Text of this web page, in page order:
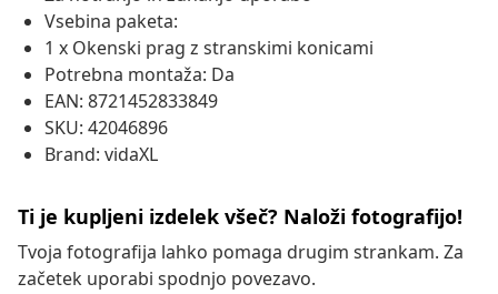
Vsebina paketa:
1 x Okenski prag z stranskimi konicami
Potrebna montaža: Da
EAN: 8721452833849
SKU: 42046896
Brand: vidaXL
Ti je kupljeni izdelek všeč? Naloži fotografijo!
Tvoja fotografija lahko pomaga drugim strankam. Za
začetek uporabi spodnjo povezavo.